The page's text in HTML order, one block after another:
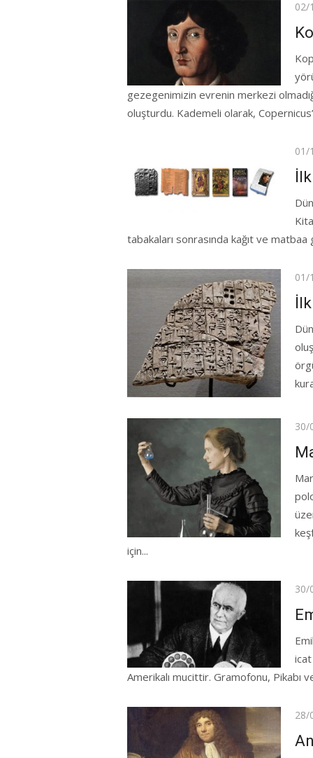
02/
gezegenimizin evrenin merkezi
oluşturdu. Kademeli olarak,
on
01/
tabakaları sonrasında kağıt ve matbaa
on
01/
30/
için...
30/
Amerikalı mucittir. Gramofonu, Pikabı
28/